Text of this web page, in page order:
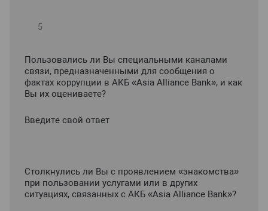
Пользовались ли Вы специальными каналами
связи, предназначенными для сообщения о
фактах коррупции в АКБ «Asia Alliance Bank», и как
Вы их оцениваете?
Введите свой ответ
Столкнулись ли Вы с проявлением «знакомства»
при пользовании услугами или в других
ситуациях, связанных с АКБ «Asia Alliance Bank»?